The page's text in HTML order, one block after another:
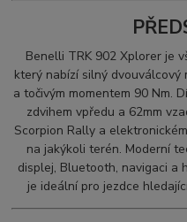
Benelli TRK 902 Xplorer je
který nabízí silný dvouválcový
a točivým momentem 90 Nm.
zdvihem vpředu a 62mm
Scorpion Rally a
na jakýkoli terén. Moderní
displej, Bluetooth, navigaci a
je ideální pro jezdce